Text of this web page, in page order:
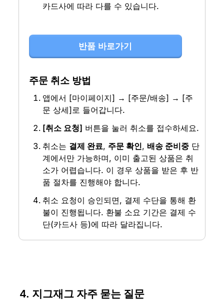
카드사에 따라 다를 수 있습니다.
반품 바로가기
주문 취소 방법
앱에서 [마이페이지] → [주문/배송] → [주
문 상세]로 들어갑니다.
[취소 요청] 버튼을 눌러 취소를 접수하세요.
취소는 결제 완료, 주문 확인, 배송 준비중 단
계에서만 가능하며, 이미 출고된 상품은 취
소가 어렵습니다. 이 경우 상품을 받은 후 반
품 절차를 진행해야 합니다.
취소 요청이 승인되면, 결제 수단을 통해 환
불이 진행됩니다. 환불 소요 기간은 결제 수
단(카드사 등)에 따라 달라집니다.
4. 지그재그 자주 묻는 질문